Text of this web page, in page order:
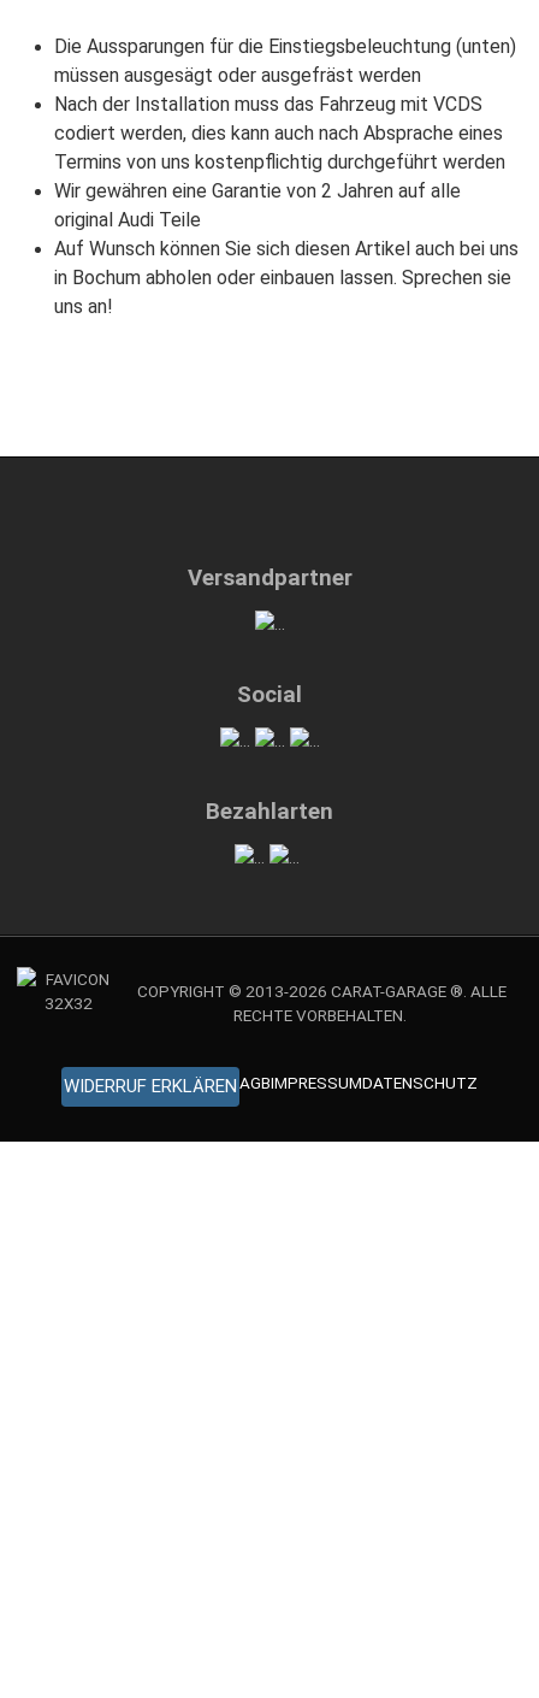
Die Aussparungen für die Einstiegsbeleuchtung (unten)
müssen ausgesägt oder ausgefräst werden
Nach der Installation muss das Fahrzeug mit VCDS
codiert werden, dies kann auch nach Absprache eines
Termins von uns kostenpflichtig durchgeführt werden
Wir gewähren eine Garantie von 2 Jahren auf alle
original Audi Teile
Auf Wunsch können Sie sich diesen Artikel auch bei uns
in Bochum abholen oder einbauen lassen. Sprechen sie
uns an!
Versandpartner
Social
Bezahlarten
COPYRIGHT © 2013-2026 CARAT-GARAGE ®. ALLE
RECHTE VORBEHALTEN.
WIDERRUF ERKLÄREN AGBIMPRESSUMDATENSCHUTZ